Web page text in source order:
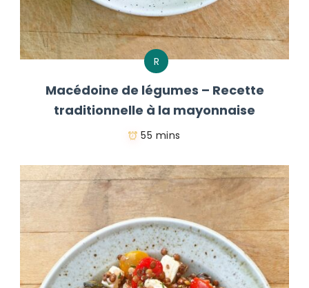
R
Macédoine de légumes – Recette
traditionnelle à la mayonnaise
55 mins